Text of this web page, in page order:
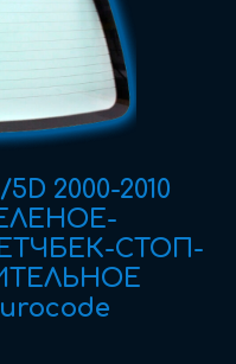
2000-2010
СТОП-